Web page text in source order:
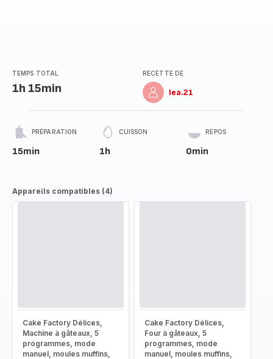
TEMPS TOTAL
1h 15min
RECETTE DE
lea.21
PRÉPARATION
15min
CUISSON
1h
REPOS
0min
Appareils compatibles (4)
Cake Factory Délices,
Machine à gâteaux, 5
programmes, mode
manuel, moules muffins,
Cake Factory Délices,
Four à gâteaux, 5
programmes, mode
manuel, moules muffins,